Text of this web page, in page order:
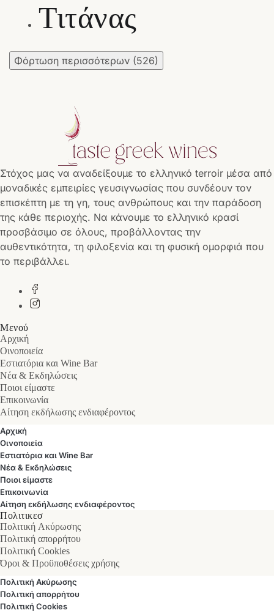
Τιτάνας
Φόρτωση περισσότερων (526)
Στόχος μας να αναδείξουμε το ελληνικό terroir μέσα από
μοναδικές εμπειρίες γευσιγνωσίας που συνδέουν τον
επισκέπτη με τη γη, τους ανθρώπους και την παράδοση
της κάθε περιοχής. Να κάνουμε το ελληνικό κρασί
προσβάσιμο σε όλους, προβάλλοντας την
αυθεντικότητα, τη φιλοξενία και τη φυσική ομορφιά που
το περιβάλλει.
Μενού
Αρχική
Οινοποιεία
Εστιατόρια και Wine Bar
Νέα & Εκδηλώσεις
Ποιοι είμαστε
Επικοινωνία
Αίτηση εκδήλωσης ενδιαφέροντος
Αρχική
Οινοποιεία
Εστιατόρια και Wine Bar
Νέα & Εκδηλώσεις
Ποιοι είμαστε
Επικοινωνία
Αίτηση εκδήλωσης ενδιαφέροντος
Πολιτικεσ
Πολιτική Ακύρωσης
Πολιτική απορρήτου
Πολιτική Cookies
Όροι & Προϋποθέσεις χρήσης
Πολιτική Ακύρωσης
Πολιτική απορρήτου
Πολιτική Cookies